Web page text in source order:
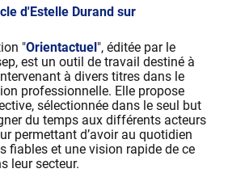
d'Estelle Durand sur
"Orientactuel", éditée par le
est un outil de travail destiné à
à divers titres dans le
professionnelle. Elle propose
sélectionnée dans le seul but
du temps aux différents acteurs
permettant d’avoir au quotidien
fiables et une vision rapide de ce
leur secteur.